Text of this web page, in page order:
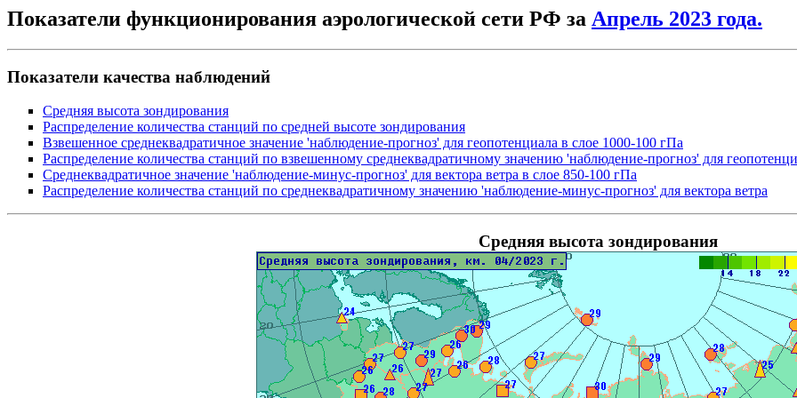
Показатели функционирования аэрологической сети РФ за Апрель 2023 года.
Показатели качества наблюдений
Средняя высота зондирования
Распределение количества станций по средней высоте зондирования
Взвешенное среднеквадратичное значение 'наблюдение-прогноз' для геопотенциала в слое 1000-100 гПа
Распределение количества станций по взвешенному среднеквадратичному значению 'наблюдение-прогноз' для
Cреднеквадратичное значение 'наблюдение-минус-прогноз' для вектора ветра в слое 850-100 гПа
Распределение количества станций по cреднеквадратичному значению 'наблюдение-минус-прогноз' для вектора ветра
Средняя высота зондирования